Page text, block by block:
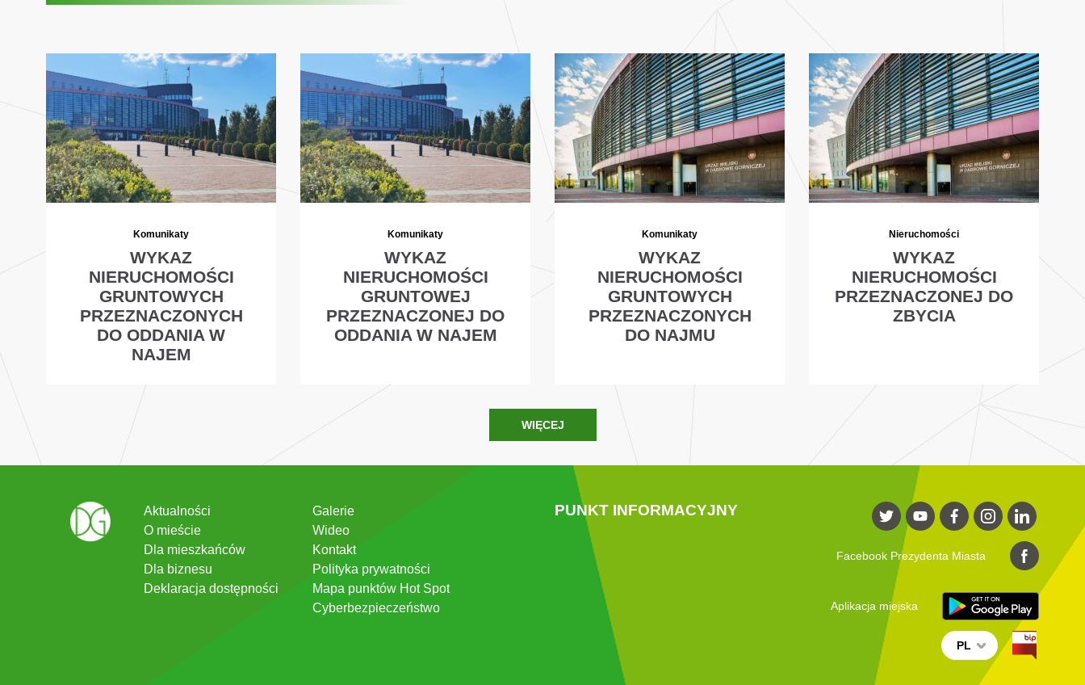
Komunikaty
WYKAZ
NIERUCHOMOŚCI
GRUNTOWYCH
PRZEZNACZONYCH
DO ODDANIA W
NAJEM
Komunikaty
WYKAZ
NIERUCHOMOŚCI
GRUNTOWEJ
PRZEZNACZONEJ DO
ODDANIA W NAJEM
Komunikaty
WYKAZ
NIERUCHOMOŚCI
GRUNTOWYCH
PRZEZNACZONYCH
DO NAJMU
Nieruchomości
WYKAZ
NIERUCHOMOŚCI
PRZEZNACZONEJ DO
ZBYCIA
WIĘCEJ
Aktualności
O mieście
Dla mieszkańców
Dla biznesu
Deklaracja dostępności
Galerie
Wideo
Kontakt
Polityka prywatności
Mapa punktów Hot Spot
Cyberbezpieczeństwo
PUNKT INFORMACYJNY
Facebook Prezydenta Miasta
Aplikacja miejska
PL